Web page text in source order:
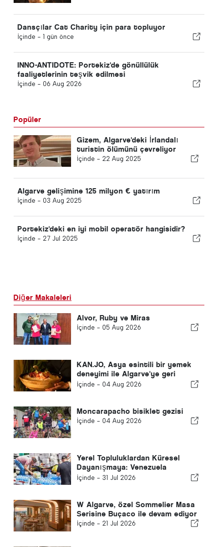
Dansçılar Cat Charity için para topluyor
İçinde - 1 gün önce
INNO-ANTIDOTE: Portekiz'de gönüllülük
faaliyetlerinin teşvik edilmesi
İçinde - 06 Aug 2026
Popüler
Gizem, Algarve'deki İrlandalı
turistin ölümünü çevreliyor
İçinde - 22 Aug 2025
Algarve gelişimine 125 milyon € yatırım
İçinde - 03 Aug 2025
Portekiz'deki en iyi mobil operatör hangisidir?
İçinde - 27 Jul 2025
Diğer Makaleleri
Alvor, Ruby ve Miras
İçinde - 05 Aug 2026
KAN.JO, Asya esintili bir yemek
deneyimi ile Algarve'ye geri
dönüyor
İçinde - 04 Aug 2026
Moncarapacho bisiklet gezisi
İçinde - 04 Aug 2026
Yerel Topluluklardan Küresel
Dayanışmaya: Venezuela
Depremlerinden Sonra Kolektif
İçinde - 31 Jul 2026
W Algarve, özel Sommelier Masa
Serisine Buçaco ile devam ediyor
İçinde - 21 Jul 2026